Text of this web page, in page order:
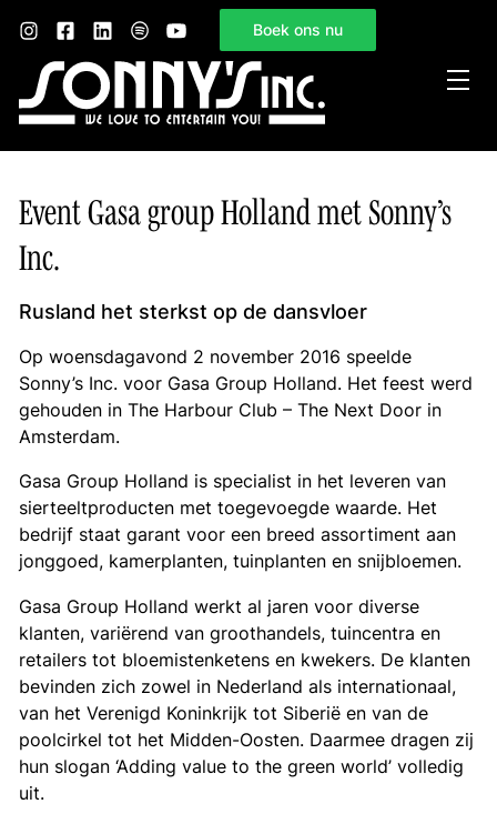
Boek ons nu
Sonny’s Inc.
Mogelijkheden
Gelegenheden
Nieuws
Contact
Event Gasa group Holland met Sonny’s
Inc.
Rusland het sterkst op de dansvloer
Op woensdagavond 2 november 2016 speelde
Sonny’s Inc. voor Gasa Group Holland. Het feest werd
gehouden in The Harbour Club – The Next Door in
Amsterdam.
Gasa Group Holland is specialist in het leveren van
sierteeltproducten met toegevoegde waarde. Het
bedrijf staat garant voor een breed assortiment aan
jonggoed, kamerplanten, tuinplanten en snijbloemen.
Gasa Group Holland werkt al jaren voor diverse
klanten, variërend van groothandels, tuincentra en
retailers tot bloemistenketens en kwekers. De klanten
bevinden zich zowel in Nederland als internationaal,
van het Verenigd Koninkrijk tot Siberië en van de
poolcirkel tot het Midden-Oosten. Daarmee dragen zij
hun slogan ‘Adding value to the green world’ volledig
uit.